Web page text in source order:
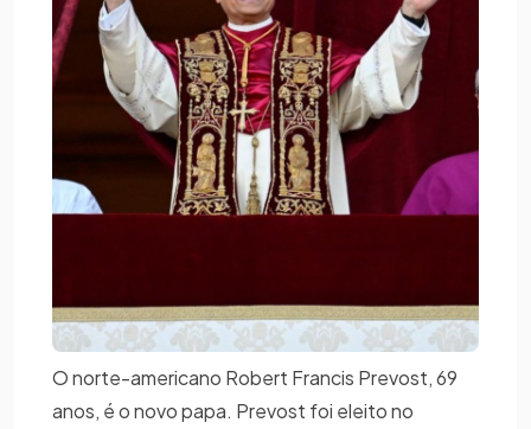
O norte-americano Robert Francis Prevost, 69
anos, é o novo papa. Prevost foi eleito no